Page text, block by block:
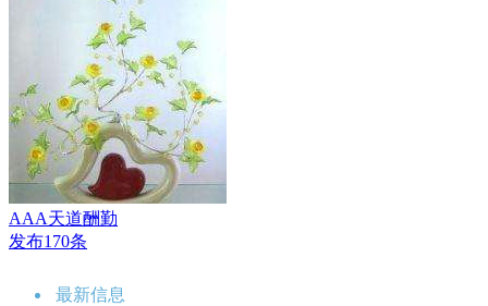
AAA天道酬勤
发布170条
最新信息